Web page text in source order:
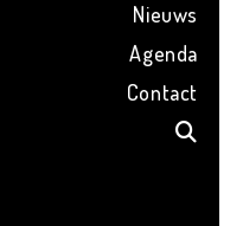
Nieuws
Agenda
Contact